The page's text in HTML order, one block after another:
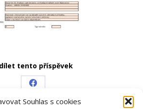
Souhlas s cookies
tento příspěvek
Share
on